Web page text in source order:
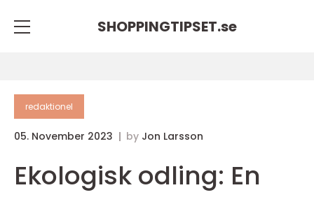
SHOPPINGTIPSET.se
redaktionel
05. November 2023 by Jon Larsson
Ekologisk odling: En